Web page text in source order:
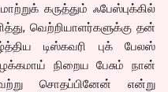
கருத்தும் ஃபேஸ்புக்கில்
வெற்றியாளர்களுக்கு தன்
டிஸ்கவரி புக் பேலஸ்
நிறைய பேசும் நான்
சொதப்பினேன் என்று